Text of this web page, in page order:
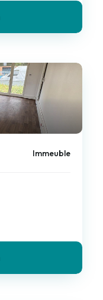
Immeuble